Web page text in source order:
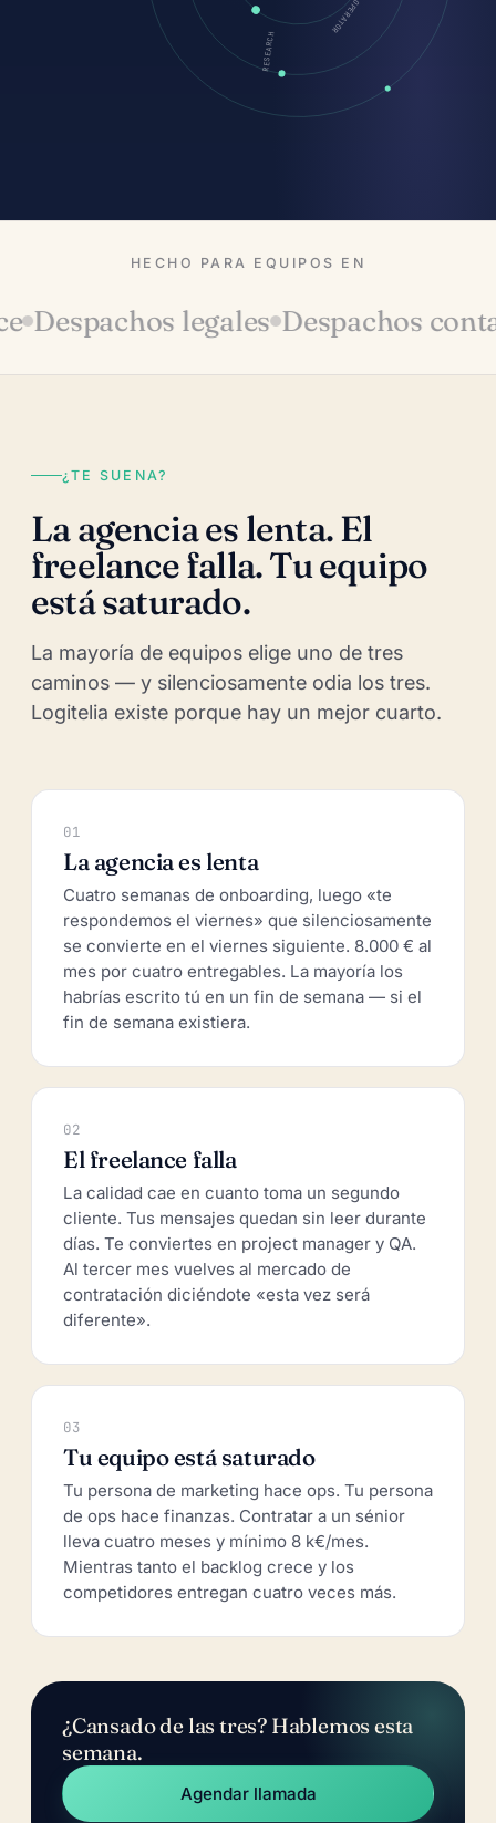
OPERATOR
HECHO PARA EQUIPOS EN
legales Despachos
¿TE SUENA?
La agencia es lenta. El
freelance falla. Tu equipo
está saturado.
La mayoría de equipos elige uno de tres
caminos — y silenciosamente odia los tres.
Logitelia existe porque hay un mejor cuarto.
01
La agencia es lenta
Cuatro semanas de onboarding, luego «te
respondemos el viernes» que silenciosamente
se convierte en el viernes siguiente. 8.000 € al
mes por cuatro entregables. La mayoría los
habrías escrito tú en un fin de semana — si el
fin de semana existiera.
02
El freelance falla
La calidad cae en cuanto toma un segundo
cliente. Tus mensajes quedan sin leer durante
días. Te conviertes en project manager y QA.
Al tercer mes vuelves al mercado de
contratación diciéndote «esta vez será
diferente».
03
Tu equipo está saturado
Tu persona de marketing hace ops. Tu persona
de ops hace finanzas. Contratar a un sénior
lleva cuatro meses y mínimo 8 k€/mes.
Mientras tanto el backlog crece y los
competidores entregan cuatro veces más.
¿Cansado de las tres? Hablemos esta
semana.
Agendar llamada